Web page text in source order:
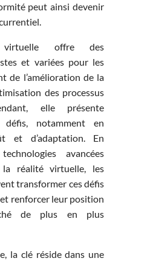
peut ainsi devenir
offre des
et variées pour les
de l’amélioration de la
des processus
elle présente
défis, notamment en
et d’adaptation. En
avancées
réalité virtuelle, les
transformer ces défis
renforcer leur position
de plus en plus
la clé réside dans une